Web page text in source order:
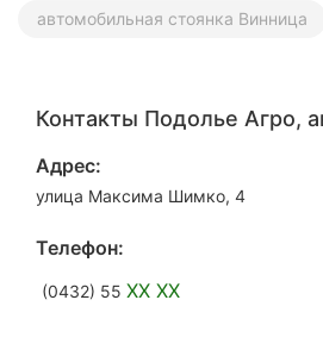
автомобильная стоянка Винница
Контакты Подолье Агро,
Адрес:
улица Максима Шимко, 4
Телефон:
(0432) 55 XX XX